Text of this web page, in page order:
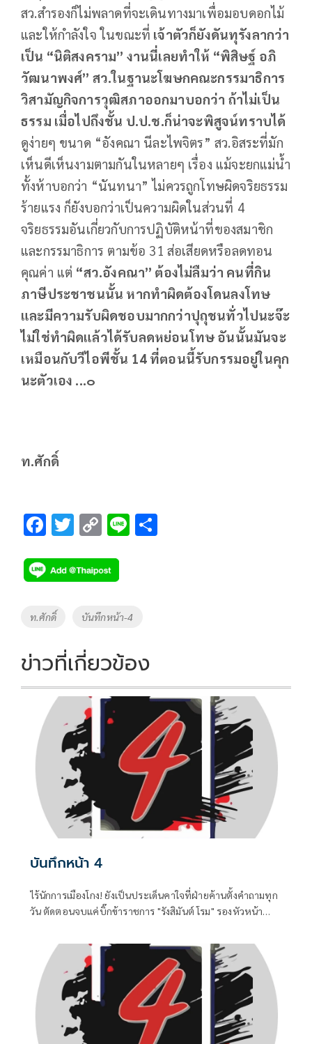
สว.สำรองก็ไม่พลาดที่จะเดินทางมาเพื่อมอบดอกไม้
และให้กำลังใจ ในขณะที่ เจ้าตัวก็ยังดันทุรังลากว่า
เป็น “นิติสงคราม” งานนี่เลยทำให้ “พิสิษฐ์ อภิ
วัฒนาพงศ์” สว.ในฐานะโฆษกคณะกรรมาธิการ
วิสามัญกิจการวุฒิสภาออกมาบอกว่า ถ้าไม่เป็น
ธรรม เมื่อไปถึงชั้น ป.ป.ช.ก็น่าจะพิสูจน์ทราบได้
ดูง่ายๆ ขนาด “อังคณา นีละไพจิตร” สว.อิสระที่มัก
เห็นดีเห็นงามตามกันในหลายๆ เรื่อง แม้จะยกแม่น้ำ
ทั้งห้าบอกว่า “นันทนา” ไม่ควรถูกโทษผิดจริยธรรม
ร้ายแรง ก็ยังบอกว่าเป็นความผิดในส่วนที่ 4
จริยธรรมอันเกี่ยวกับการปฏิบัติหน้าที่ของสมาชิก
และกรรมาธิการ ตามข้อ 31 ส่อเสียดหรือลดทอน
คุณค่า แต่ “สว.อังคณา” ต้องไม่ลืมว่า คนที่กิน
ภาษีประชาชนนั้น หากทำผิดต้องโดนลงโทษ
และมีความรับผิดชอบมากกว่าปุถุชนทั่วไปนะจ๊ะ
ไม่ใช่ทำผิดแล้วได้รับลดหย่อนโทษ อันนั้นมันจะ
เหมือนกับวีไอพีชั้น 14 ที่ตอนนี้รับกรรมอยู่ในคุก
นะตัวเอง ...๐
ท.ศักดิ์
F
e
b
o
k
T
tt
er
C
p
y
Li
k
Li
Tags
ท.ศักดิ์ บันทึกหน้า-4
ข่าวที่เกี่ยวข้อง
บันทึกหน้า 4
ไร้นักการเมืองโกง! ยังเป็นประเด็นคาใจที่ฝ่ายค้านตั้งคำถามทุก
วัน ตัดตอนจบแค่บิ๊กข้าราชการ "รังสิมันต์ โรม" รองหัวหน้า
กฎหมาย การยุติธรรรมและสิทธิมนุษยชน